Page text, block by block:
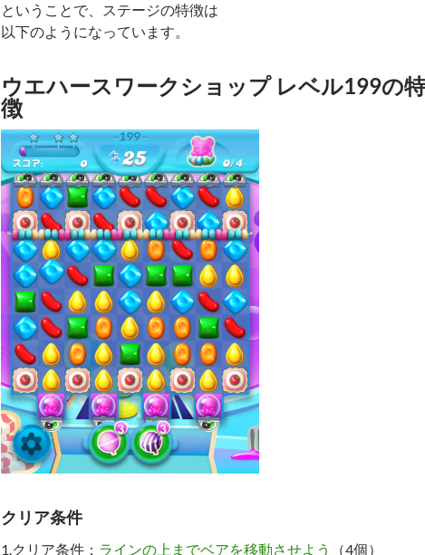
ということで、ステージの特徴は
以下のようになっています。
ウエハースワークショップ レベル199の特
徴
クリア条件
1.クリア条件： ラインの上までベアを移動させよう
（4個）